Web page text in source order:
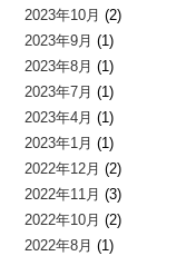
2023年10月 (2)
2023年9月 (1)
2023年8月 (1)
2023年7月 (1)
2023年4月 (1)
2023年1月 (1)
2022年12月 (2)
2022年11月 (3)
2022年10月 (2)
2022年8月 (1)